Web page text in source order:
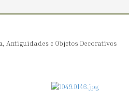
Antiguidades e Objetos Decorativos